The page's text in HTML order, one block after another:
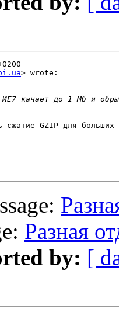
> wrote:
сжатие GZIP для больших
Разная
by: [